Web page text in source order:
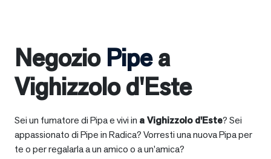
Negozio Pipea
Vighizzolo d'Este
Sei un fumatore di Pipa e vivi in aVighizzolo d'Este? Sei
appassionato di Pipe in Radica? Vorresti una nuova Pipa per
te o per regalarla a un amico o a un’amica?